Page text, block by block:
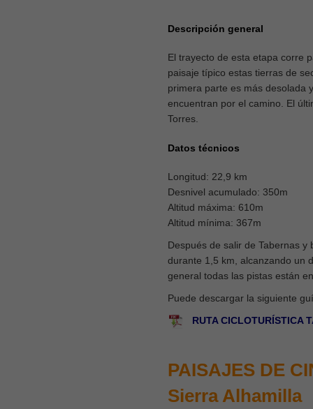
Descripción general
El trayecto de esta etapa corre
paisaje típico estas tierras de
primera parte es más desolada
encuentran por el camino. El
Torres.
Datos técnicos
Longitud: 22,9 km
Desnivel acumulado: 350m
Altitud máxima: 610m
Altitud mínima: 367m
Después de salir de Tabernas
durante 1,5 km, alcanzando un
general todas las pistas están
Puede descargar la siguiente
RUTA CICLOTURÍSTICA
PAISAJES DE
Sierra Alhamilla